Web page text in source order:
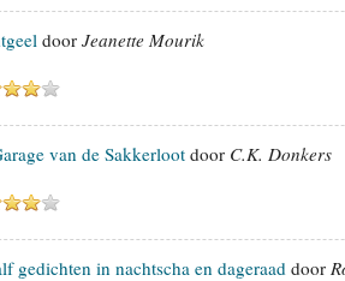
door Jeanette Mourik
van de Sakkerloot door C.K. Donkers
gedichten in nachtscha en dageraad door